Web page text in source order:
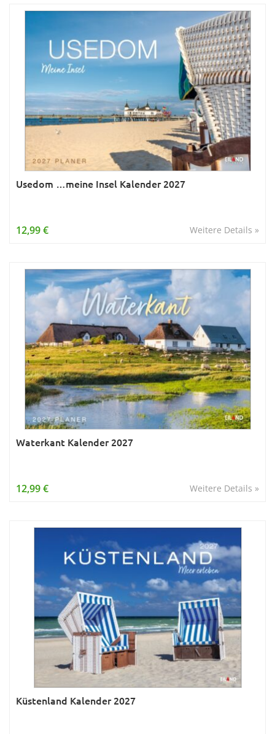
Usedom …meine Insel Kalender 2027
Weitere Details »
12,99 €
Waterkant Kalender 2027
Weitere Details »
12,99 €
Küstenland Kalender 2027